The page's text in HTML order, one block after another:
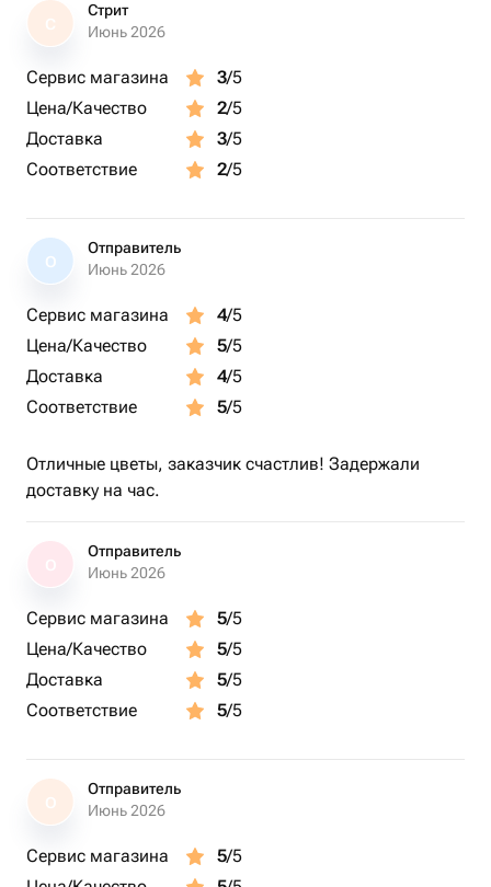
С
Стрит
Июнь 2026
Сервис магазина 3/5
Цена/Качество
2/5
Доставка
3/5
Соответствие
2/5
О
Отправитель
Июнь 2026
Сервис магазина 4/5
Цена/Качество
5/5
Доставка
4/5
Соответствие
5/5
Отличные цветы, заказчик счастлив! Задержали
доставку на час.
Отправитель
Июнь 2026
Сервис магазина 5/5
Цена/Качество
5/5
Доставка
5/5
Соответствие
5/5
О
Отправитель
Июнь 2026
Сервис магазина 5/5